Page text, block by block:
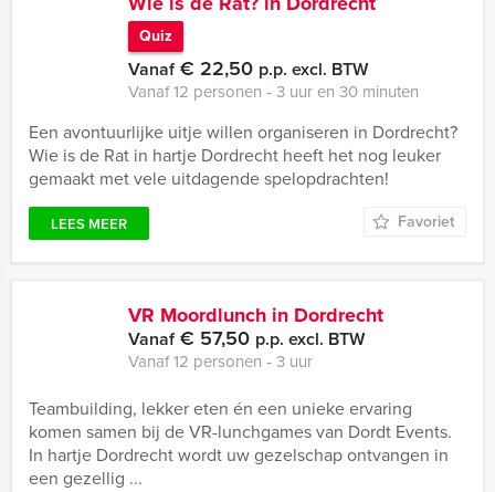
Quiz
Vanaf€ 22,50 p.p. excl. BTW
Vanaf 12 personen ‐ 3 uur en 30 minuten
Een avontuurlijke uitje willen organiseren in Dordrecht?
Wie is de Rat in hartje Dordrecht heeft het nog leuker
gemaakt met vele uitdagende spelopdrachten!
LEES MEER Favoriet
VR Moordlunch in Dordrecht
Vanaf€ 57,50 p.p. excl. BTW
Vanaf 12 personen ‐ 3 uur
Teambuilding, lekker eten én een unieke ervaring
komen samen bij de VR-lunchgames van Dordt Events.
In hartje Dordrecht wordt uw gezelschap ontvangen in
een gezellig ...